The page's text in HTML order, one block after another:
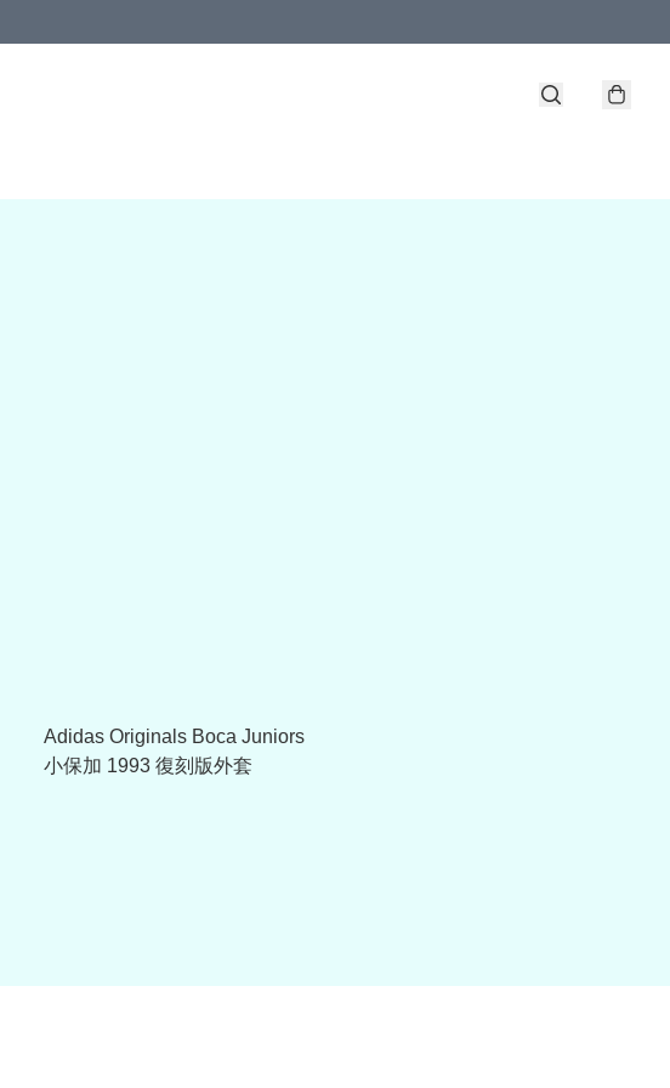
Adidas Originals Boca Juniors
小保加 1993 復刻版外套